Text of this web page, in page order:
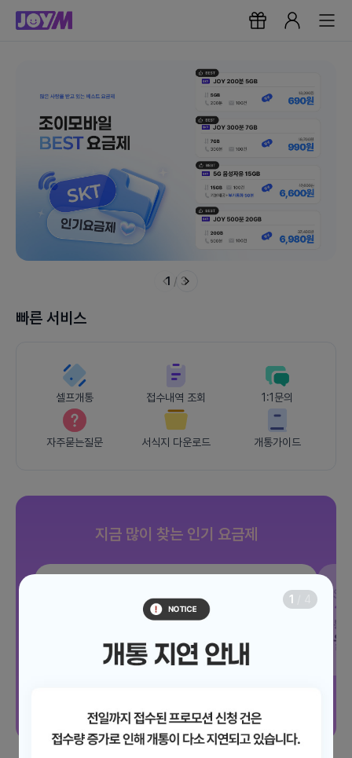
1 / 3
빠른 서비스
셀프개통 접수내역 조회 1:1문의
자주묻는질문 서식지 다운로드 개통가이드
지금 많이 찾는 인기 요금제
조이 음성자유 7GB
문자 100건
월 3,300원/ 평생할인
통
1